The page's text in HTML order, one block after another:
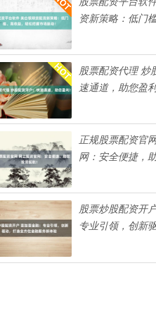
资新策略：低门
股票配资代理 炒
速通道，助您盈
正规股票配资官
网：安全便捷，
股票炒股配资开
专业引领，创新